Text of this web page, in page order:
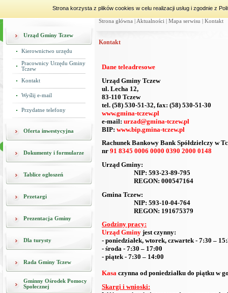
Strona korzysta z plików cookies w celu realizacji usług i zgodnie z
Urząd Gminy Tczew
Kierownictwo urzędu
Pracownicy Urzędu Gminy
Tczew
Kontakt
Wyślij e-mail
Przydatne telefony
Oferta inwestycyjna
Dokumenty i formularze
Tablice ogłoszeń
Przetargi
Prezentacja Gminy
Dla turysty
Rada Gminy Tczew
Gminny Ośrodek Pomocy
Społecznej
Strona główna Aktualności Mapa serwisu Kontakt
Kontakt
Dane teleadresowe
Urząd Gminy Tczew
ul. Lecha 12,
83-110 Tczew
tel. (58) 530-51-32, fax: (58) 530-51-30
www.gmina-tczew.pl
e-mail: urzad@gmina-tczew.pl
BIP: www.bip.gmina-tczew.pl
Rachunek Bankowy Bank Spółdzielczy w
nr 91 8345 0006 0000 0390 2000 0148
Urząd Gminy:
NIP: 593-23-89-795
REGON: 000547164
Gmina Tczew:
NIP: 593-10-04-764
REGON: 191675379
Godziny pracy:
Urząd Gminy jest czynny:
- poniedziałek, wtorek, czwartek - 7:30 –
- środa - 7:30 – 17:00
- piątek - 7:30 – 14:00
Kasa czynna od poniedziałku do piątku w
Skargi i wnioski: